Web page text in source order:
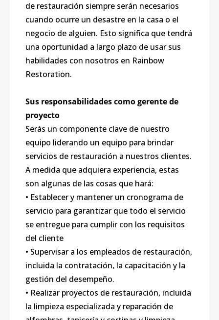
de restauración siempre serán necesarios
cuando ocurre un desastre en la casa o el
negocio de alguien. Esto significa que tendrá
una oportunidad a largo plazo de usar sus
habilidades con nosotros en Rainbow
Restoration.
Sus responsabilidades como gerente de
proyecto
Serás un componente clave de nuestro
equipo liderando un equipo para brindar
servicios de restauración a nuestros clientes.
A medida que adquiera experiencia, estas
son algunas de las cosas que hará:
• Establecer y mantener un cronograma de
servicio para garantizar que todo el servicio
se entregue para cumplir con los requisitos
del cliente
• Supervisar a los empleados de restauración,
incluida la contratación, la capacitación y la
gestión del desempeño.
• Realizar proyectos de restauración, incluida
la limpieza especializada y reparación de